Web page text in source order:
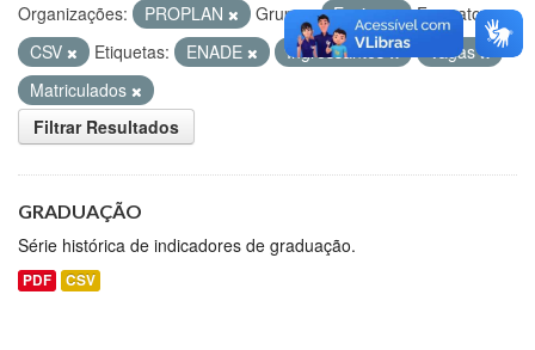
Organizações: PROPLAN Grupos: Ensino
Formatos:
CSV
Etiquetas: ENADE Ingressantes
Vagas
Matriculados
Filtrar Resultados
GRADUAÇÃO
Série histórica de indicadores de graduação.
PDF CSV